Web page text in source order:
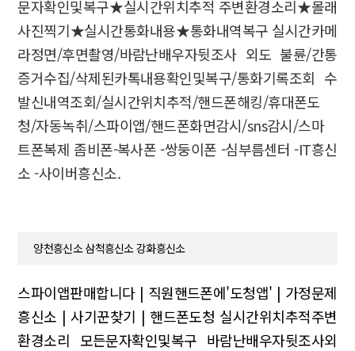
문자확인및복구★실시간위치추적 주변환경소리★몰래
사진찍기★실시간통화내용★통화내역복구 실시간카메
라정면/후면촬영/바람난배우자뒷조사 외도 불륜/간통
증거수집/삭제된카톡내용확인및복구/통화기록조회 수
발신내역조회/실시간위치추적/핸드폰해킹/휴대폰도
청/자동녹취/스파이앱/핸드폰화면감시/sns감시/스마
트폰복제 좀비폰-복사폰 -쌍둥이폰 -심부름센터 -IT흥신
소 -사이버흥신소.
양천흥신소 삼척흥신소 강화흥신소
스파이앱판매합니다 | 직원핸드폰에'도청앱' | 가정문제
흥신소 | 사기꾼찾기 | 핸드폰도청 실시간위치추적주변
환경소리 모든문자확인및복구 바람난배우자뒷조사외